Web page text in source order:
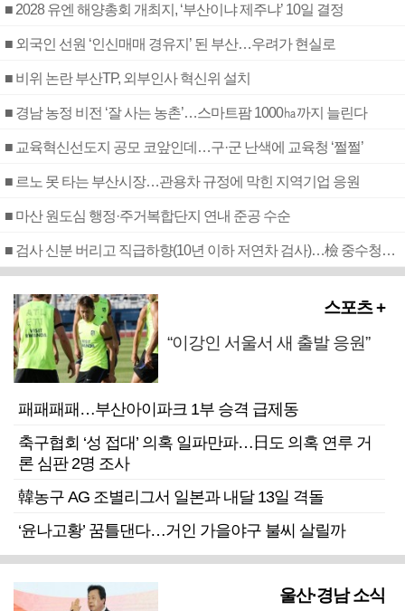
■ 2028 유엔 해양총회 개최지, ‘부산이냐 제주냐’ 10일 결정
■ 외국인 선원 ‘인신매매 경유지’ 된 부산…우려가 현실로
■ 비위 논란 부산TP, 외부인사 혁신위 설치
■ 경남 농정 비전 ‘잘 사는 농촌’…스마트팜 1000㏊까지 늘린다
■ 교육혁신선도지 공모 코앞인데…구·군 난색에 교육청 ‘쩔쩔’
■ 르노 못 타는 부산시장…관용차 규정에 막힌 지역기업 응원
■ 마산 원도심 행정·주거복합단지 연내 준공 수순
■ 검사 신분 버리고 직급하향(10년 이하 저연차 검사)…檢 중수청행 기피
스포츠 +
“이강인 서울서 새 출발 응원”
패패패패…부산아이파크 1부 승격 급제동
축구협회 ‘성 접대’ 의혹 일파만파…日도 의혹 연루 거
론 심판 2명 조사
韓농구 AG 조별리그서 일본과 내달 13일 격돌
‘윤나고황’ 꿈틀댄다…거인 가을야구 불씨 살릴까
울산·경남 소식